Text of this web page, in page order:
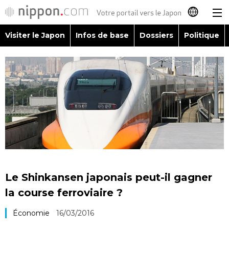
日本語
English
简体字
繁體字
Visiter le Japon
Infos de base
Économie
Visiter le Japon Infos de base Dossiers Politique
Le Shinkansen japonais peut-il gagner
la course ferroviaire ?
Économie 16/03/2016